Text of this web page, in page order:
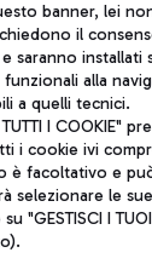
per
- Società
S.p.A.
delle Imprese di
int. vers.
Racchetti 1 -
banner, lei
il
saranno installati
alla
a quelli tecnici.
I COOKIE"
i cookie ivi
è facoltativo e
selezionare le
"GESTISCI I